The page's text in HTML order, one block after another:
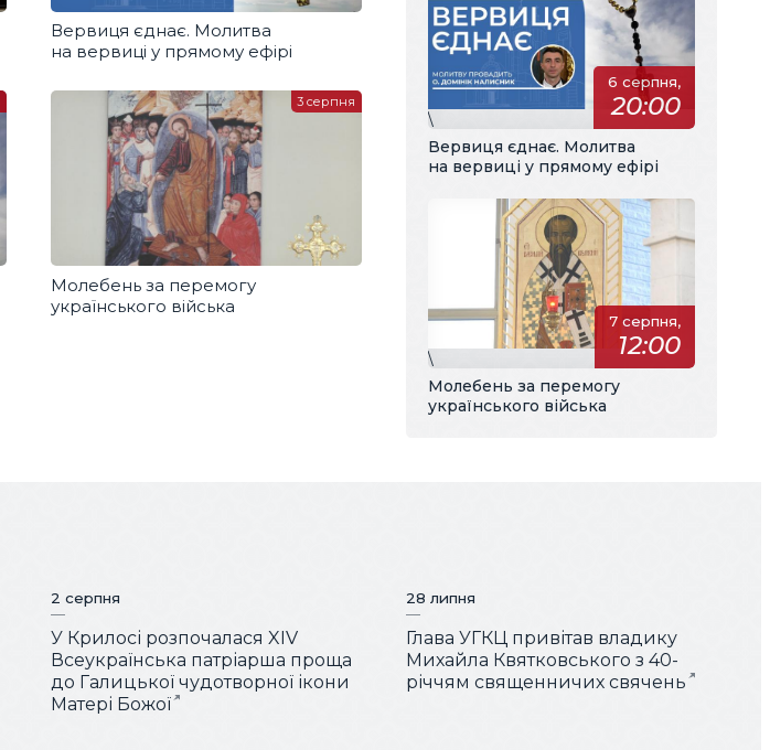
Вервиця єднає. Молитва
на вервиці у прямому ефірі
Молебень за перемогу
українського війська
3 серпня
6 серпня,
20:00
\
Вервиця єднає. Молитва
на вервиці у прямому ефірі
7 серпня,
12:00
\
Молебень за перемогу
українського війська
2 серпня
У Крилосі розпочалася XIV
Всеукраїнська патріарша проща
до Галицької чудотворної ікони
Матері Божої
28 липня
Глава УГКЦ привітав владику
Михайла Квятковського з 40-
річчям священничих свячень